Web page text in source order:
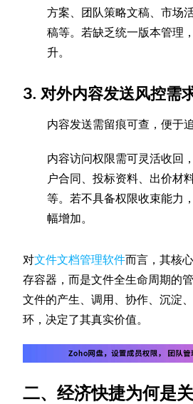
方案、团队策略文稿、市场
稿等。若缺乏统一版本管理
升。
3. 对外内容发送风控需
内容发送需留痕可查，便于追
内容访问权限需可灵活收回
户合同、投标资料、出价材
等。若不具备权限收束能力
幅增加。
对文件文档管理软件而言，其核
存容器，而是文件全生命周期的
文件的产生、调用、协作、沉淀
环，决定了其真实价值。
二、经济快捷为何是